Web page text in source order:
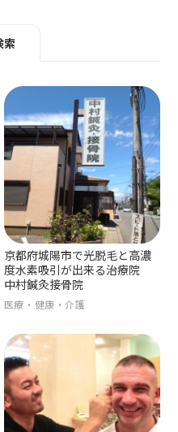
索
京都府城陽市で光脱毛と高濃
度水素吸引が出来る治療院
中村鍼灸接骨院
医療・健康・介護